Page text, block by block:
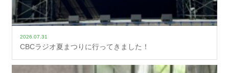
2026.07.31
CBCラジオ夏まつりに行ってきました！